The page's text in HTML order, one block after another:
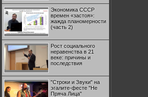
Экономика СССР
времен «застоя»:
жажда планомерности
(часть 2)
Рост социального
неравенства в 21
веке: причины и
последствия
"Строки и Звуки" на
эгалите-фесте "Не
Пряча Лица"